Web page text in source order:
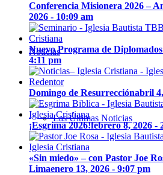
Noticias
Las Últimas Noticias
Conferencia Misionera 2026 –
2026 - 10:09 am
Nuevo Programa de
4:11 pm
Domingo de Resurrecciónabril
¡Esgrima 2026!febrero 8, 2026 -
«Sin miedo» – con Pastor Joe
Limaenero 13, 2026 - 9:07 pm